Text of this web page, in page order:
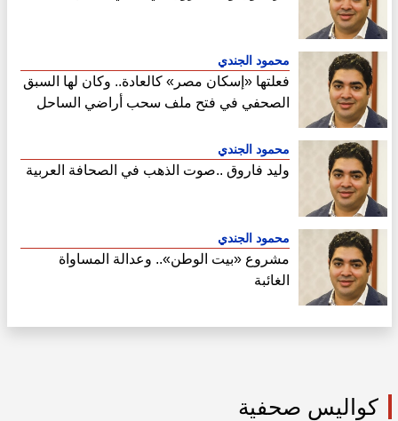
محمود الجندي
فعلتها «إسكان مصر» كالعادة.. وكان لها السبق
الصحفي في فتح ملف سحب أراضي الساحل
محمود الجندي
وليد فاروق ..صوت الذهب في الصحافة العربية
محمود الجندي
مشروع «بيت الوطن».. وعدالة المساواة
الغائبة
كواليس صحفية